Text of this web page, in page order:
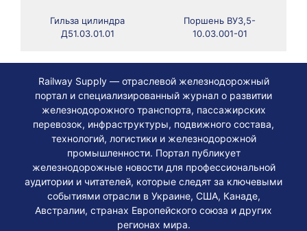
Гильза цилиндра
Д51.03.01.01
Поршень ВУ3,5-
10.03.001-01
Railway Supply — отраслевой железнодорожный
портал и специализированный журнал о развитии
железнодорожного транспорта, пассажирских
перевозок, инфраструктуры, подвижного состава,
технологий, логистики и железнодорожной
промышленности. Портал публикует
железнодорожные новости для профессиональной
аудитории и читателей, которые следят за ключевыми
событиями отрасли в Украине, США, Канаде,
Австралии, странах Европейского союза и других
регионах мира.